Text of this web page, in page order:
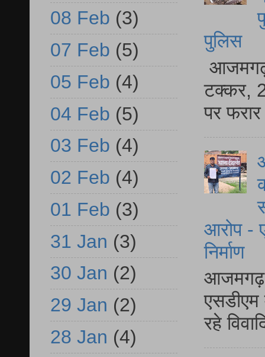
पुलिस
आजमगढ़
टक्कर,
पर
आरोप -
निर्माण
आजमगढ़
एसडीएम
रहे
08 Feb (3)
07 Feb (5)
05 Feb (4)
04 Feb (5)
03 Feb (4)
02 Feb (4)
01 Feb (3)
31 Jan (3)
30 Jan (2)
29 Jan (2)
28 Jan (4)